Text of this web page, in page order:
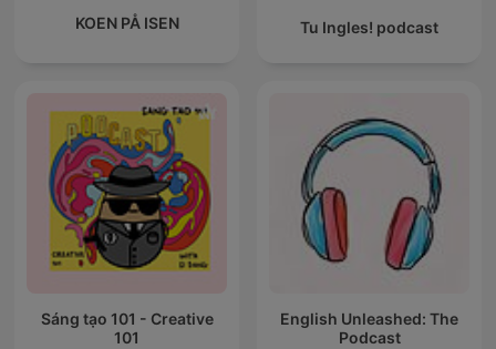
KOEN PÅ ISEN Tu Ingles! podcast
Sáng tạo 101 - Creative
101
English Unleashed: The
Podcast